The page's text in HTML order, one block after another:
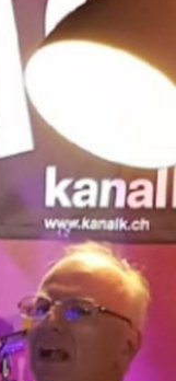
K. Daniela
mit
haben mit
Blinde
mit einer
auch in
fanden wir
Thema
eine grosse